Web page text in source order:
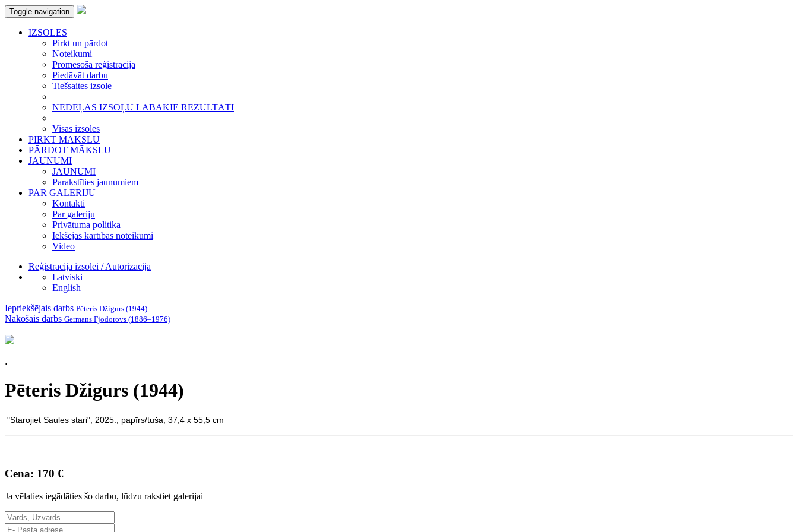
Toggle navigation
IZSOLES
Pirkt un pārdot
Noteikumi
Promesošā reģistrācija
Piedāvāt darbu
Tiešsaites izsole
NEDĒĻAS IZSOĻU LABĀKIE REZULTĀTI
Visas izsoles
PIRKT MĀKSLU
PĀRDOT MĀKSLU
JAUNUMI
JAUNUMI
Parakstīties jaunumiem
PAR GALERIJU
Kontakti
Par galeriju
Privātuma politika
Iekšējās kārtības noteikumi
Video
Reģistrācija izsolei / Autorizācija
Latviski
English
Iepriekšējais darbs Pēteris Džigurs (1944)
Nākošais darbs Germans Fjodorovs (1886–1976)
.
Pēteris Džigurs (1944)
"Starojiet Saules stari", 2025., papīrs/tuša, 37,4 x 55,5 cm
Cena: 170 €
Ja vēlaties iegādāties šo darbu, lūdzu rakstiet galerijai